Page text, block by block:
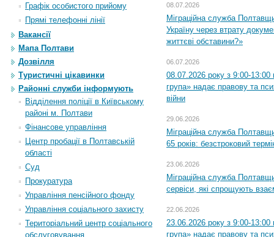
Графік особистого прийому
Прямі телефонні лінії
Вакансії
Мапа Полтави
Дозвілля
Туристичні цікавинки
Районні служби інформують
Відділення поліції в Київському
районі м. Полтави
Фінансове управління
Центр пробації в Полтавській
області
Суд
Прокуратура
Управління пенсійного фонду
Управління соціального захисту
Територіальний центр соціального
обслуговування
08.07.2026
Міграційна служба
Україну через втрату
життєві обставини?»
06.07.2026
08.07.2026 року з 9:00-13:00
група» надає правову та
війни
29.06.2026
Міграційна служба
65 років: безстроковий
23.06.2026
Міграційна служба
сервіси, які спрощують
22.06.2026
23.06.2026 року з 9:00-13:00
група» надає правову та